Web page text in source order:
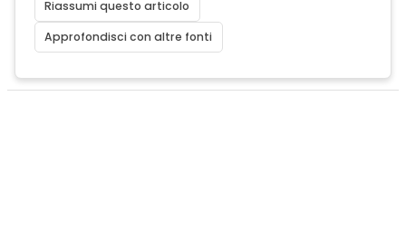
Riassumi questo articolo
Approfondisci con altre fonti